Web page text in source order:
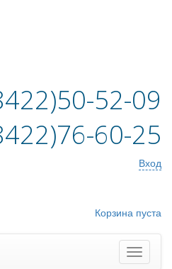
52-09
60-25
Вход
Корзина пуста